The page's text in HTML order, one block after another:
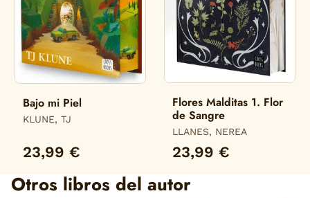
Bajo mi Piel
KLUNE, TJ
23,99 €
Flores Malditas 1. Flor
de Sangre
LLANES, NEREA
23,99 €
Otros libros del autor